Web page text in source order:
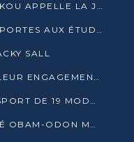
ROCH BREDIN BISSALA NKOUNKOU APPELLE LA JEUNESSE DE GOMA TSÉ-TSÉ À UN VOTE MASSIF POUR DENIS SASSOU NGUESSO
CONGO TERMINAL OUVRE SES PORTES AUX ÉTUDIANTS EN TRANSPORT ET LOGISTIQUE
SALL
TBC CÉLÈBRE LES FEMMES ET LEUR ENGAGEMENT À L’OCCASION DU 8 MARS
AGL CONGO RÉUSSIT LE TRANSPORT DE 19 MODULES HORS GABARIT ENTRE POINTE-NOIRE ET BRAZZAVILLE
GAMBOMA, ANTOINE BIEN-AIMÉ OBAM-ODON MOBILISE LES 32 148 ÉLECTEURS EN FAVEUR DE DENIS SASSOU NGUESSO